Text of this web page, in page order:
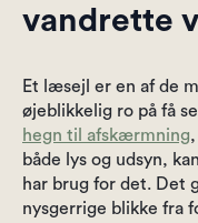
vandrette
Et læsejl er en af de
øjeblikkelig ro på få
hegn til afskærmning
både lys og udsyn,
har brug for det. Det
nysgerrige blikke fra